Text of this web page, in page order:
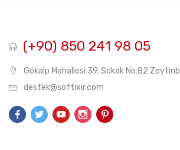
(+90) 850 241 98 05
Gökalp Mahallesi 39. Sokak No:82
destek@softixir.com